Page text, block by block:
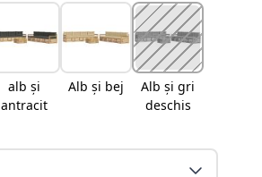
deschis
antracit
alb și
antracit
Alb și bej
Alb și gri
deschis